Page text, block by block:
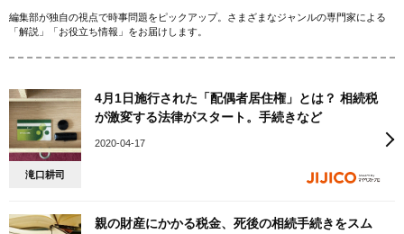
編集部が独自の視点で時事問題をピックアップ。さまざまなジャンルの専門家による
「解説」「お役立ち情報」をお届けします。
滝口耕司
4月1日施行された「配偶者居住権」とは？ 相続税
が激変する法律がスタート。手続きなど
2020-04-17
親の財産にかかる税金、死後の相続手続きをスム